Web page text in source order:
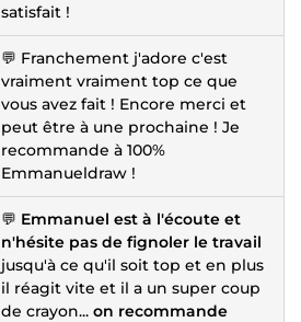
satisfait !
💬 Franchement j'adore c'est
vraiment vraiment top ce que
vous avez fait ! Encore merci et
peut être à une prochaine ! Je
recommande à 100%
Emmanueldraw !
💬 Emmanuel est à l'écoute et
n'hésite pas de fignoler le travail
jusqu'à ce qu'il soit top et en plus
il réagit vite et il a un super coup
de crayon... on recommande